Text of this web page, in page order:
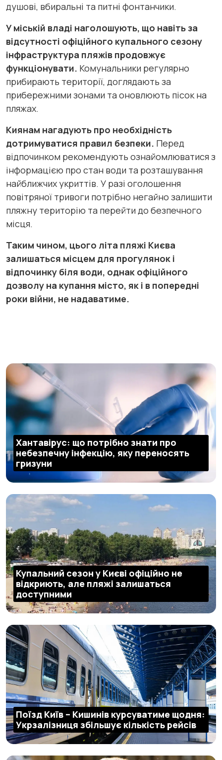
душові, вбиральні та питні фонтанчики.
У міській владі наголошують, що навіть за
відсутності офіційного купального сезону
інфраструктура пляжів продовжує
функціонувати. Комунальники регулярно
прибирають території, доглядають за
прибережними зонами та оновлюють пісок на
пляжах.
Киянам нагадують про необхідність
дотримуватися правил безпеки. Перед
відпочинком рекомендують ознайомлюватися з
інформацією про стан води та розташування
найближчих укриттів. У разі оголошення
повітряної тривоги потрібно негайно залишити
пляжну територію та перейти до безпечного
місця.
Таким чином, цього літа пляжі Києва
залишаться місцем для прогулянок і
відпочинку біля води, однак офіційного
дозволу на купання місто, як і в попередні
роки війни, не надаватиме.
Хантавірус: що потрібно знати про
небезпечну інфекцію, яку переносять
гризуни
Купальний сезон у Києві офіційно не
відкриють, але пляжі залишаться
доступними
Поїзд Київ – Кишинів курсуватиме щодня:
Укрзалізниця збільшує кількість рейсів